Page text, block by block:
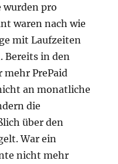
wurden pro
waren nach wie
mit Laufzeiten
Bereits in den
PrePaid
an monatliche
die
über den
War ein
nicht mehr